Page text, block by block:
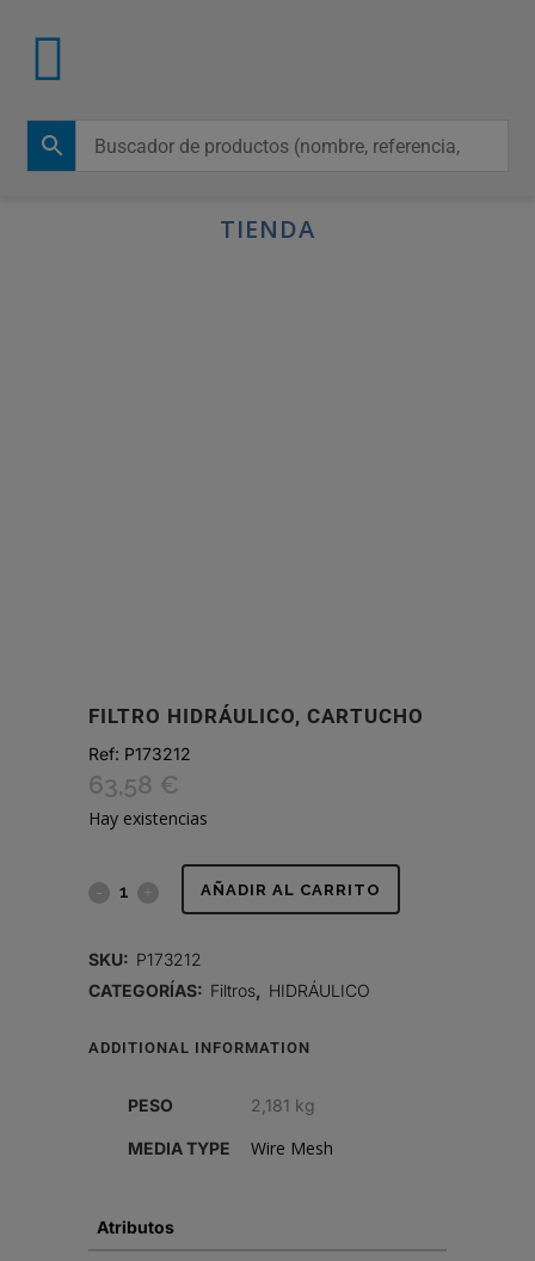
TIENDA
FILTRO HIDRÁULICO, CARTUCHO
Ref: P173212
63,58 €
Hay existencias
FILTRO
CARTUCHO
AÑADIR AL CARRITO
SKU: P173212
CATEGORÍAS: Filtros HIDRÁULICO
ADDITIONAL INFORMATION
PESO 2,181 kg
MEDIA TYPE Wire Mesh
Atributos